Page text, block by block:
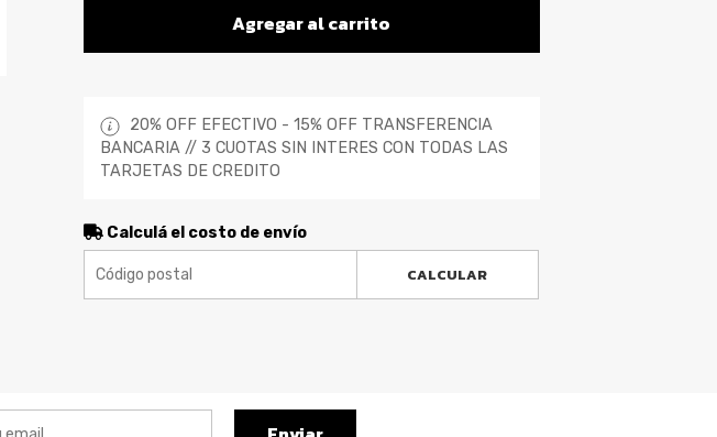
Agregar al carrito
20% OFF EFECTIVO - 15% OFF TRANSFERENCIA
BANCARIA // 3 CUOTAS SIN INTERES CON TODAS LAS
TARJETAS DE CREDITO
Calculá el costo de envío
CALCULAR